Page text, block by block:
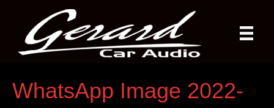
WhatsApp Image 2022-